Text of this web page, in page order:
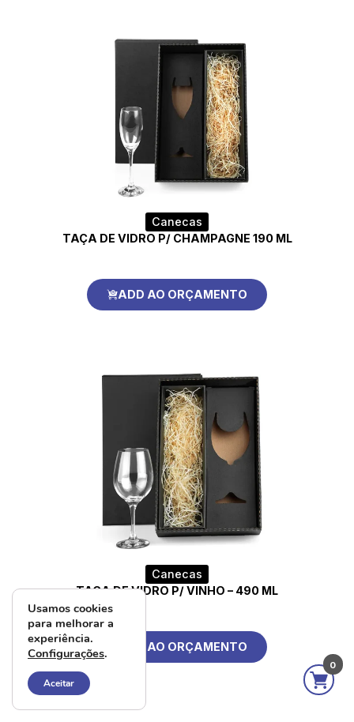
Canecas
TAÇA DE VIDRO P/ CHAMPAGNE 190 ML
ADD AO ORÇAMENTO
Canecas
TAÇA DE VIDRO P/ VINHO – 490 ML
ADD AO ORÇAMENTO
0
Usamos cookies
para melhorar a
experiência.
Configurações.
Aceitar